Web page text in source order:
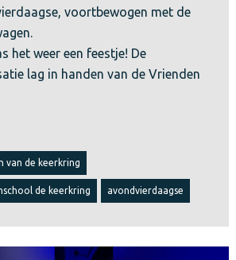
voortbewogen met de
het weer een feestje! De
lag in handen van de Vrienden
van de keerkring
de keerkring avondvierdaagse